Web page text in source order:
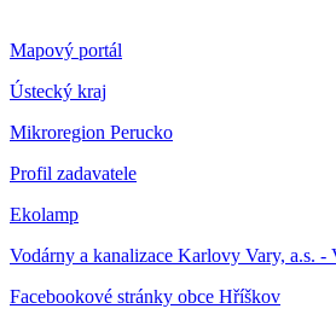
Mapový portál
Ústecký kraj
Mikroregion Perucko
Profil zadavatele
Ekolamp
Vodárny a kanalizace Karlovy Vary, a.s.
Facebookové stránky obce Hříškov